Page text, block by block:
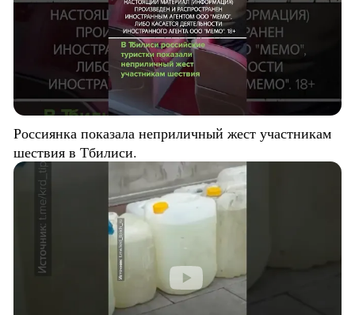
Россиянка показала неприличный жест участникам
шествия в Тбилиси.